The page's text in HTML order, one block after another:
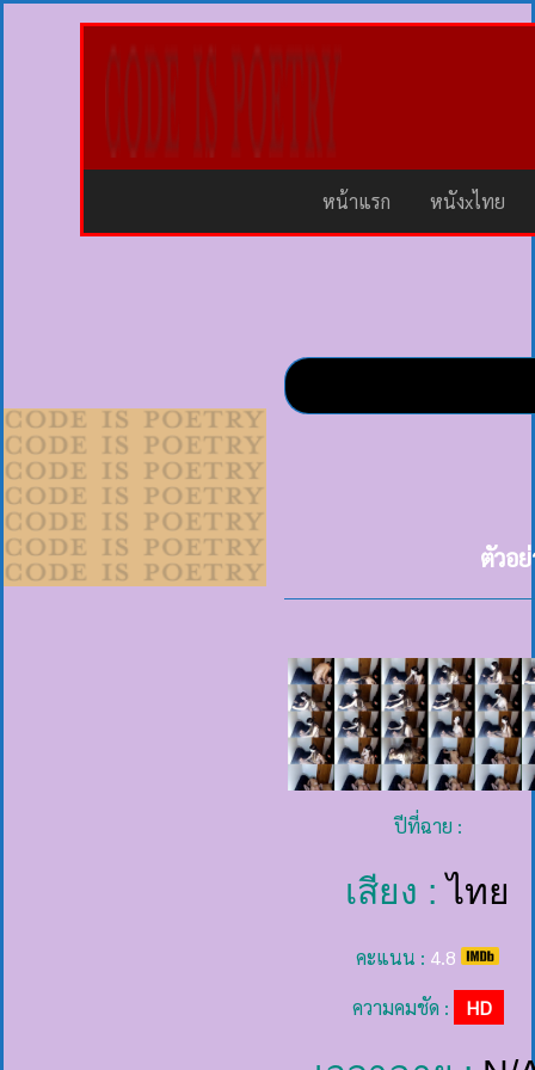
หน้าแรก หนังxไทย
ตัวอ
ปีที่ฉาย :
เสียง :ไทย
คะแนน : 4.8
ความคมชัด :
HD